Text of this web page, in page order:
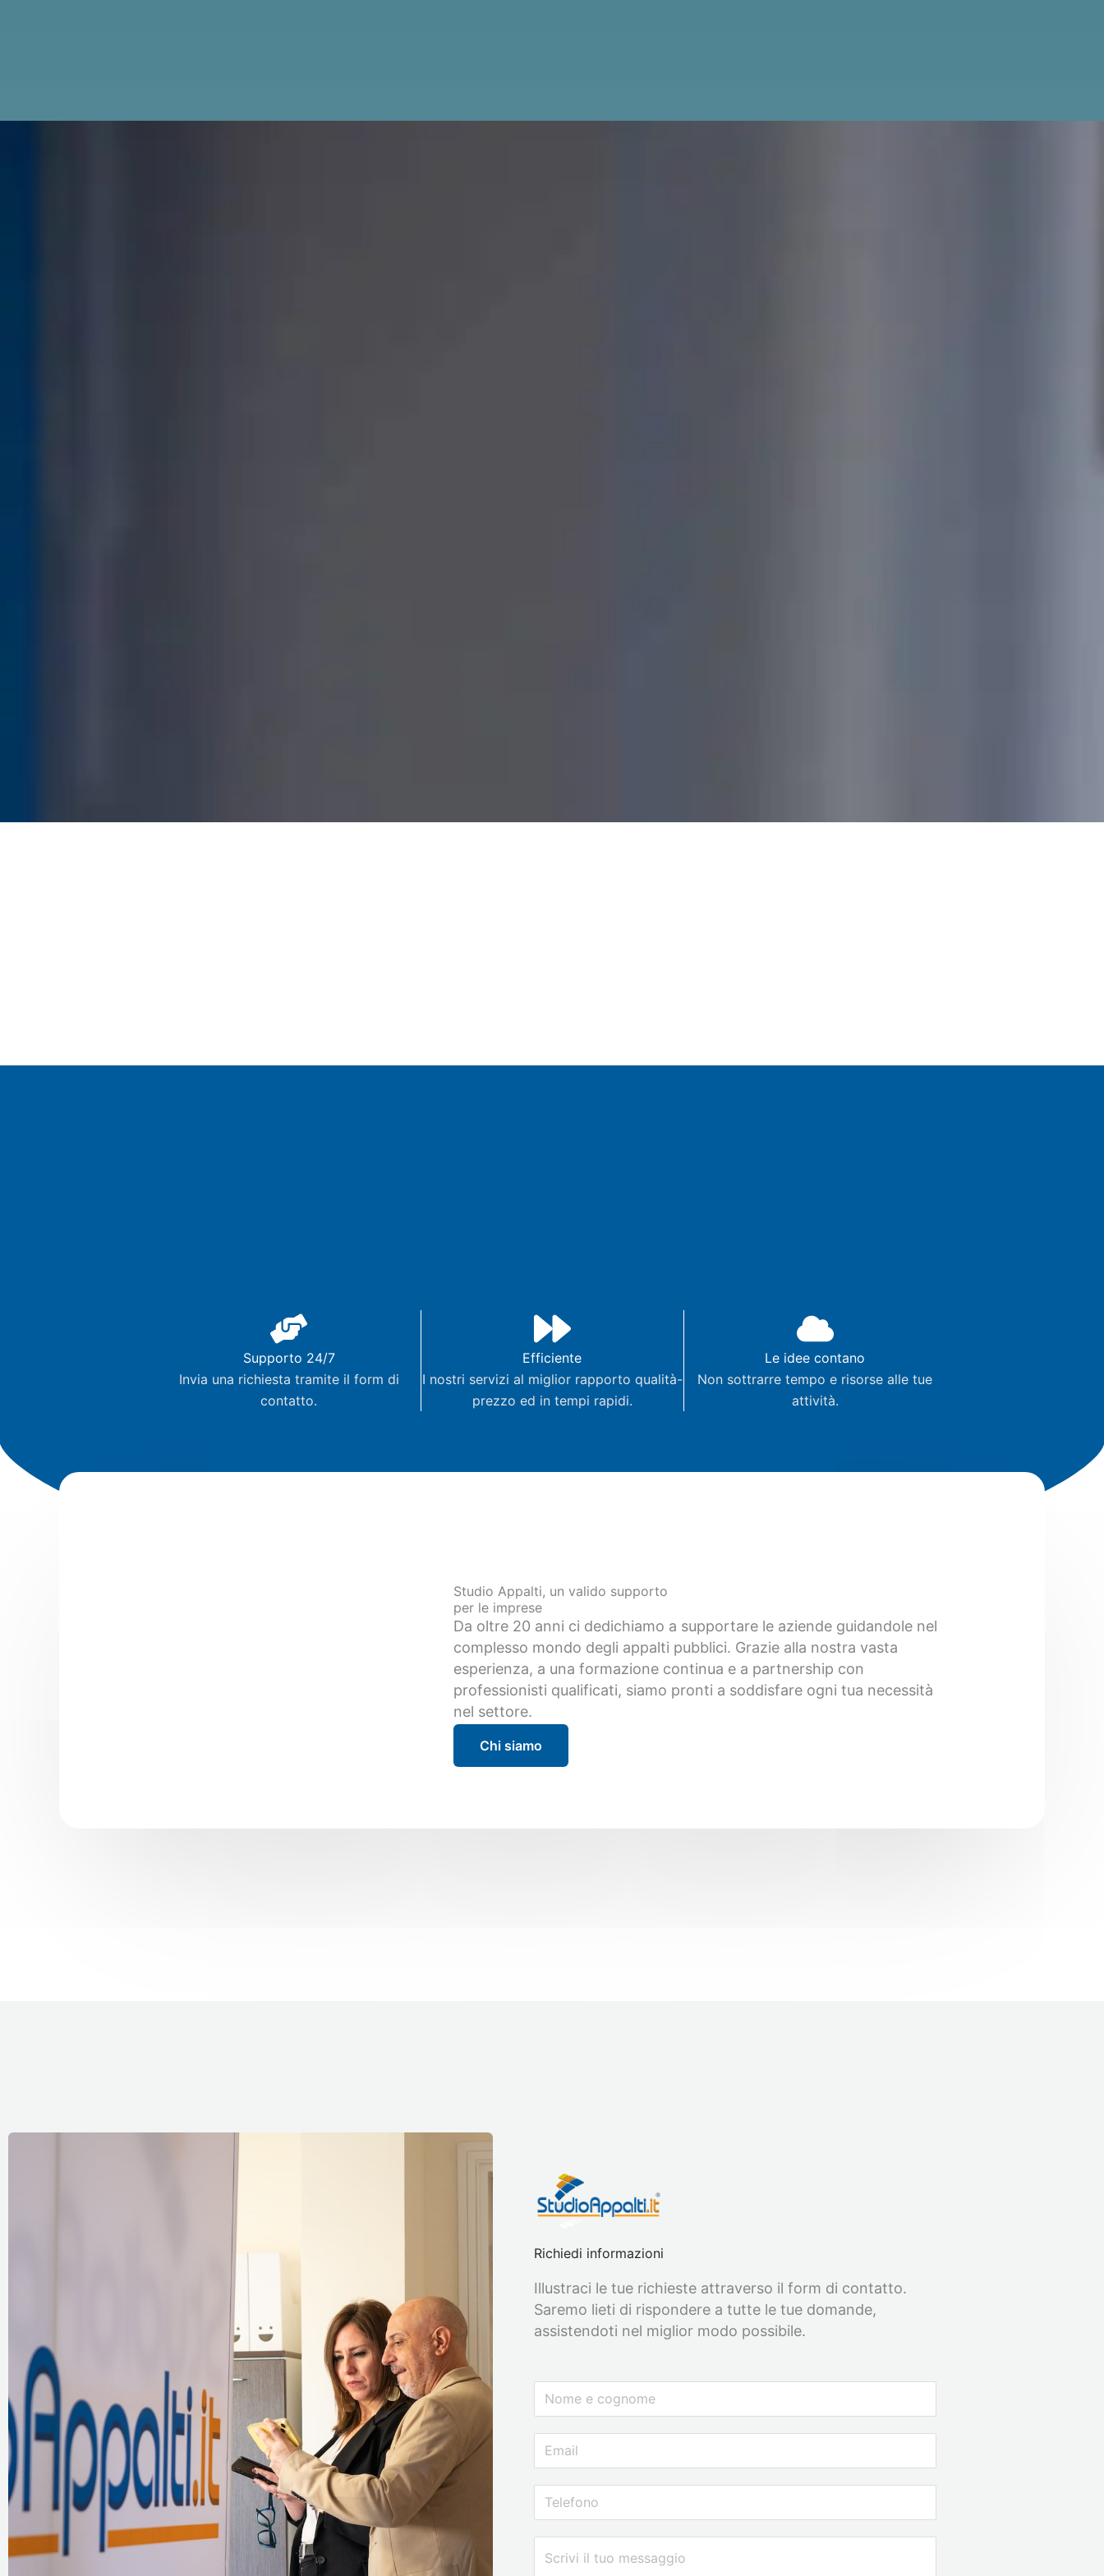
Supporto 24/7
Invia una richiesta tramite il form di
contatto.
Efficiente
I nostri servizi al miglior rapporto qualità-
prezzo ed in tempi rapidi.
Le idee contano
Non sottrarre tempo e risorse alle tue
attività.
Studio Appalti, un valido supporto
per le imprese
Da oltre 20 anni ci dedichiamo a supportare le aziende guidandole nel
complesso mondo degli appalti pubblici. Grazie alla nostra vasta
esperienza, a una formazione continua e a partnership con
professionisti qualificati, siamo pronti a soddisfare ogni tua necessità
nel settore.
Chi siamo
Richiedi informazioni
Illustraci le tue richieste attraverso il form di contatto.
Saremo lieti di rispondere a tutte le tue domande,
assistendoti nel miglior modo possibile.